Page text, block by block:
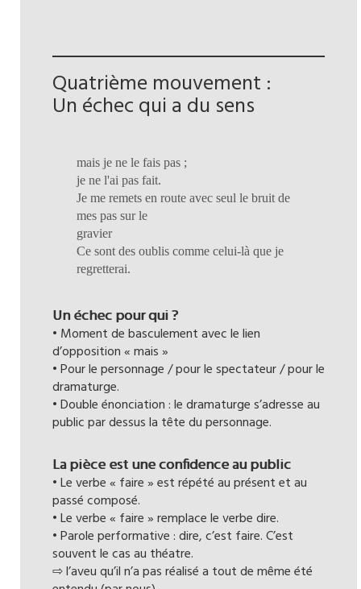
Quatrième mouvement :
Un échec qui a du sens
mais je ne le fais pas ;
je ne l'ai pas fait.
Je me remets en route avec seul le bruit de
mes pas sur le
gravier
Ce sont des oublis comme celui-là que je
regretterai.
Un échec pour qui ?
• Moment de basculement avec le lien
d’opposition « mais »
• Pour le personnage / pour le spectateur / pour le
dramaturge.
• Double énonciation : le dramaturge s’adresse au
public par dessus la tête du personnage.
La pièce est une confidence au public
• Le verbe « faire » est répété au présent et au
passé composé.
• Le verbe « faire » remplace le verbe dire.
• Parole performative : dire, c’est faire. C’est
souvent le cas au théatre.
⇨ l’aveu qu’il n’a pas réalisé a tout de même été